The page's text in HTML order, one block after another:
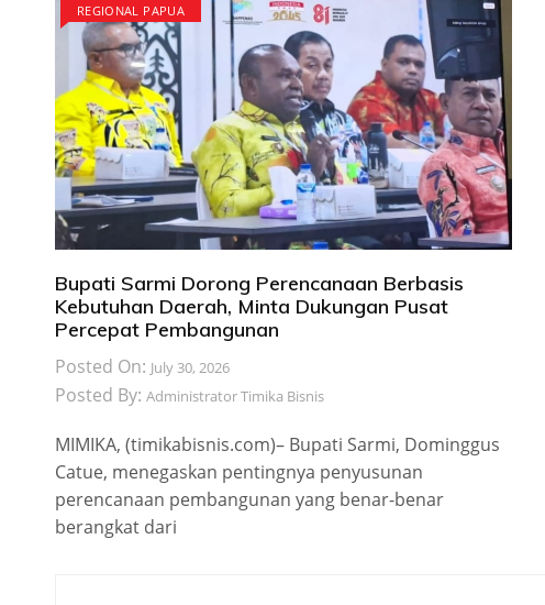
REGIONAL PAPUA
Bupati Sarmi Dorong Perencanaan Berbasis
Kebutuhan Daerah, Minta Dukungan Pusat
Percepat Pembangunan
Posted On: July 30, 2026
Posted By: Administrator Timika Bisnis
MIMIKA, (timikabisnis.com)– Bupati Sarmi, Dominggus
Catue, menegaskan pentingnya penyusunan
perencanaan pembangunan yang benar-benar
berangkat dari